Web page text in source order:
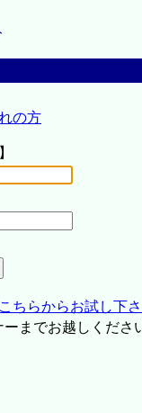
の方
ちらからお試し下
までお越しくださ